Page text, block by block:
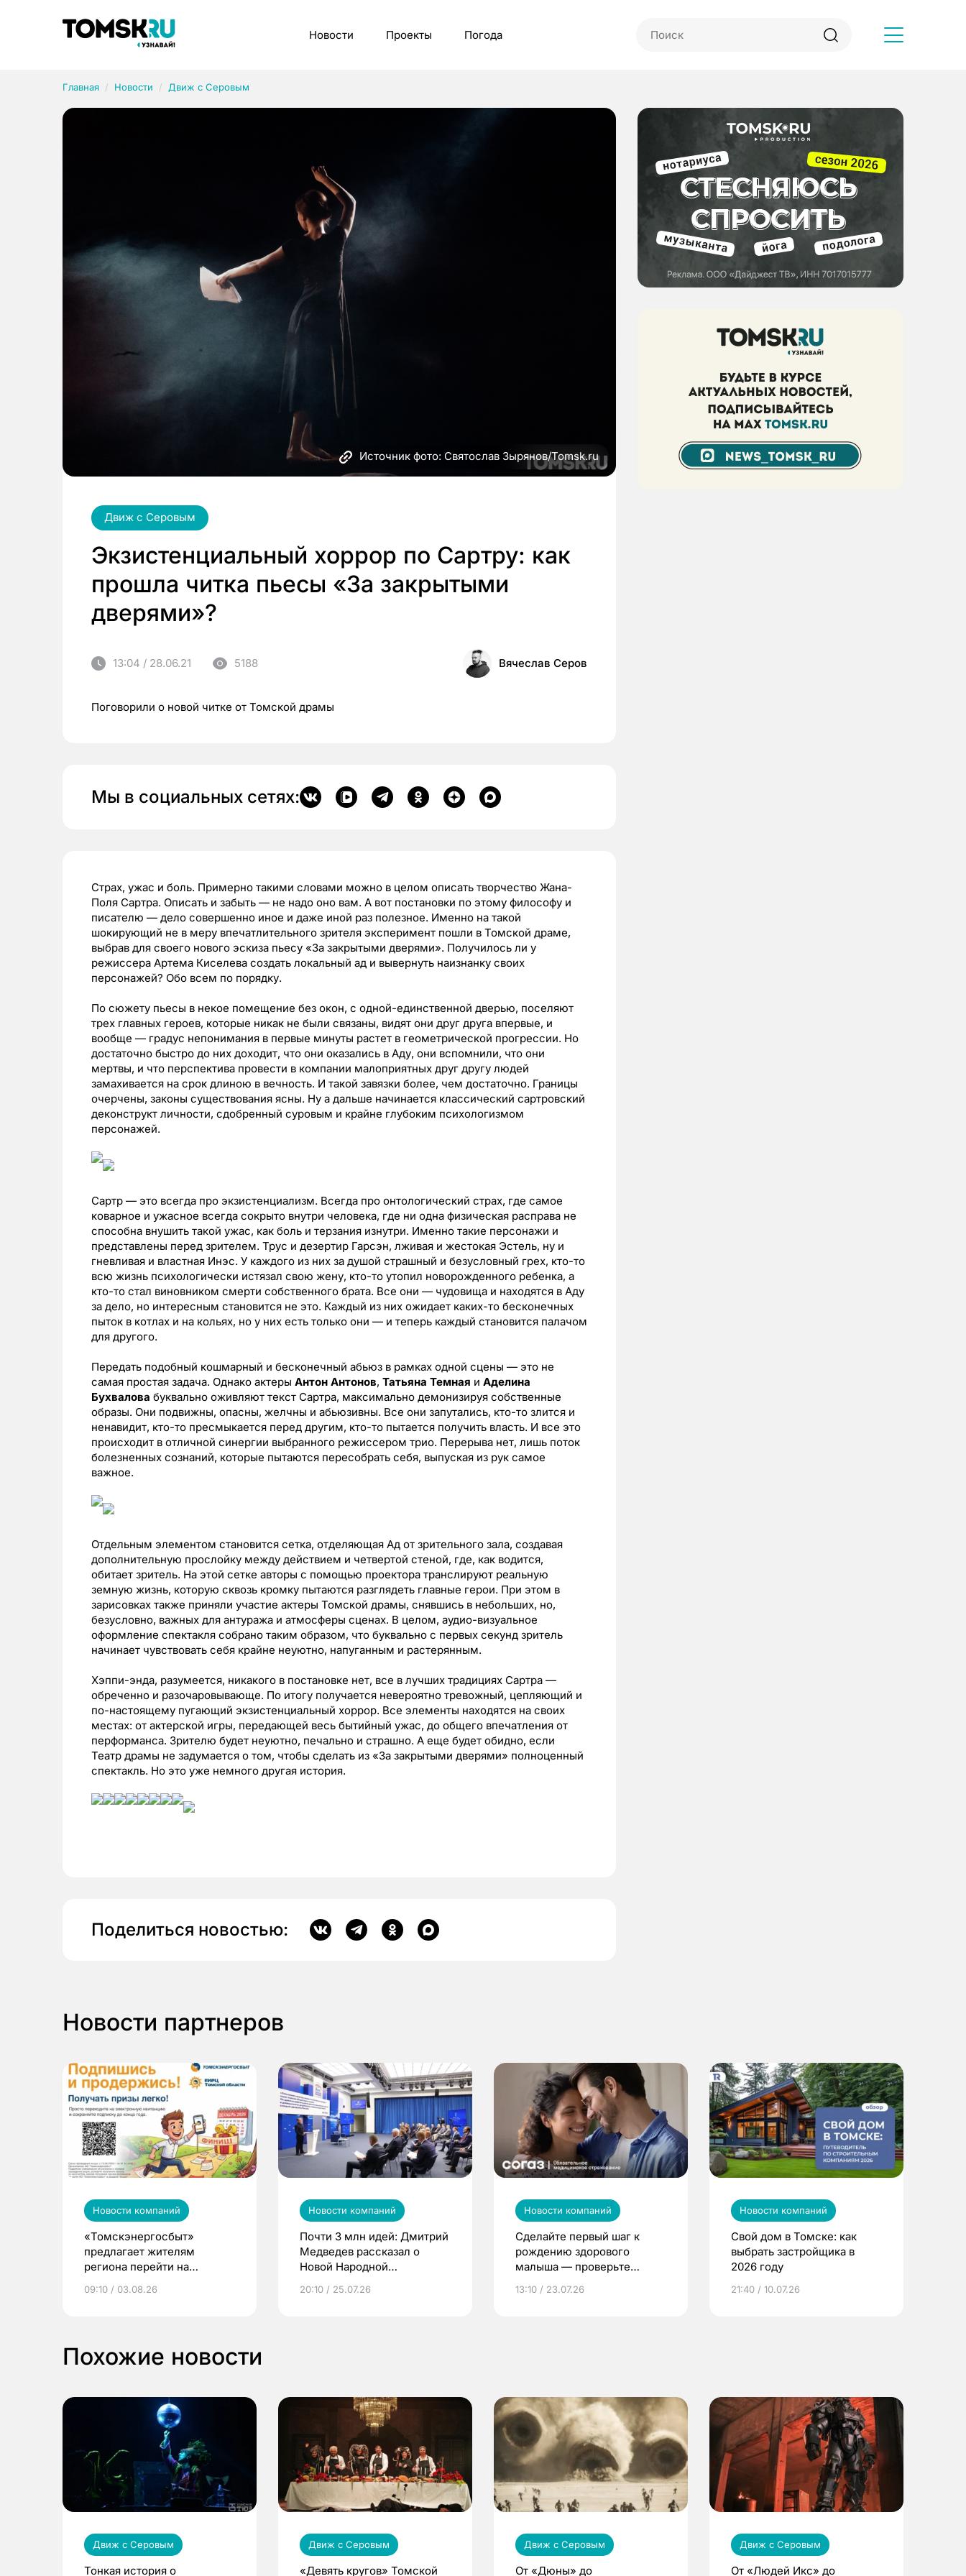
Новости Проекты Погода
Главная Новости Движ с Серовым
Источник фото: Святослав Зырянов/Tomsk.ru
Движ с Серовым
Экзистенциальный хоррор по Сартру: как
прошла читка пьесы «За закрытыми
дверями»?
13:04 / 28.06.21 5188 Вячеслав Серов
Поговорили о новой читке от Томской драмы
Мы в социальных сетях:
Страх, ужас и боль. Примерно такими словами можно в целом описать творчество Жана-
Поля Сартра. Описать и забыть — не надо оно вам. А вот постановки по этому философу и
писателю — дело совершенно иное и даже иной раз полезное. Именно на такой
шокирующий не в меру впечатлительного зрителя эксперимент пошли в Томской драме,
выбрав для своего нового эскиза пьесу «За закрытыми дверями». Получилось ли у
режиссера Артема Киселева создать локальный ад и вывернуть наизнанку своих
персонажей? Обо всем по порядку.
По сюжету пьесы в некое помещение без окон, с одной-единственной дверью, поселяют
трех главных героев, которые никак не были связаны, видят они друг друга впервые, и
вообще — градус непонимания в первые минуты растет в геометрической прогрессии. Но
достаточно быстро до них доходит, что они оказались в Аду, они вспомнили, что они
мертвы, и что перспектива провести в компании малоприятных друг другу людей
замахивается на срок длиною в вечность. И такой завязки более, чем достаточно. Границы
очерчены, законы существования ясны. Ну а дальше начинается классический сартровский
деконструкт личности, сдобренный суровым и крайне глубоким психологизмом
персонажей.
Сартр — это всегда про экзистенциализм. Всегда про онтологический страх, где самое
коварное и ужасное всегда сокрыто внутри человека, где ни одна физическая расправа не
способна внушить такой ужас, как боль и терзания изнутри. Именно такие персонажи и
представлены перед зрителем. Трус и дезертир Гарсэн, лживая и жестокая Эстель, ну и
гневливая и властная Инэс. У каждого из них за душой страшный и безусловный грех, кто-то
всю жизнь психологически истязал свою жену, кто-то утопил новорожденного ребенка, а
кто-то стал виновником смерти собственного брата. Все они — чудовища и находятся в Аду
за дело, но интересным становится не это. Каждый из них ожидает каких-то бесконечных
пыток в котлах и на кольях, но у них есть только они — и теперь каждый становится палачом
для другого.
Передать подобный кошмарный и бесконечный абьюз в рамках одной сцены — это не
самая простая задача. Однако актеры Антон Антонов, Татьяна Темная и Аделина
Бухвалова буквально оживляют текст Сартра, максимально демонизируя собственные
образы. Они подвижны, опасны, желчны и абьюзивны. Все они запутались, кто-то злится и
ненавидит, кто-то пресмыкается перед другим, кто-то пытается получить власть. И все это
происходит в отличной синергии выбранного режиссером трио. Перерыва нет, лишь поток
болезненных сознаний, которые пытаются пересобрать себя, выпуская из рук самое
важное.
Отдельным элементом становится сетка, отделяющая Ад от зрительного зала, создавая
дополнительную прослойку между действием и четвертой стеной, где, как водится,
обитает зритель. На этой сетке авторы с помощью проектора транслируют реальную
земную жизнь, которую сквозь кромку пытаются разглядеть главные герои. При этом в
зарисовках также приняли участие актеры Томской драмы, снявшись в небольших, но,
безусловно, важных для антуража и атмосферы сценах. В целом, аудио-визуальное
оформление спектакля собрано таким образом, что буквально с первых секунд зритель
начинает чувствовать себя крайне неуютно, напуганным и растерянным.
Хэппи-энда, разумеется, никакого в постановке нет, все в лучших традициях Сартра —
обреченно и разочаровывающе. По итогу получается невероятно тревожный, цепляющий и
по-настоящему пугающий экзистенциальный хоррор. Все элементы находятся на своих
местах: от актерской игры, передающей весь бытийный ужас, до общего впечатления от
перформанса. Зрителю будет неуютно, печально и страшно. А еще будет обидно, если
Театр драмы не задумается о том, чтобы сделать из «За закрытыми дверями» полноценный
спектакль. Но это уже немного другая история.
Поделиться новостью:
Новости партнеров
Новости компаний
«Томскэнергосбыт»
предлагает жителям
региона перейти на
выиграть призы
09:10 / 03.08.26
Новости компаний
Почти 3 млн идей: Дмитрий
Медведев рассказал о
Новой Народной
20:10 / 25.07.26
Новости компаний
Сделайте первый шаг к
рождению здорового
малыша — проверьте
по ОМС!
13:10 / 23.07.26
Новости компаний
Свой дом в Томске: как
выбрать застройщика в
2026 году
21:40 / 10.07.26
Похожие новости
Движ с Серовым
Тонкая история о
Движ с Серовым
«Девять кругов» Томской
Движ с Серовым
От «Дюны» до
Движ с Серовым
От «Людей Икс» до
Рубрики